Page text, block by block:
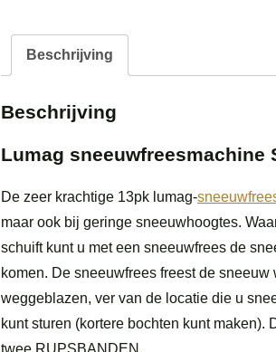
Beschrijving
Beschrijving
Lumag sneeuwfreesmachine
De zeer krachtige 13pk lumag-
maar ook bij geringe sneeuwhoogtes.
schuift kunt u met een sneeuwfrees de
komen. De sneeuwfrees freest de
weggeblazen, ver van de locatie die u
kunt sturen (kortere bochten kunt
twee RUPSBANDEN.